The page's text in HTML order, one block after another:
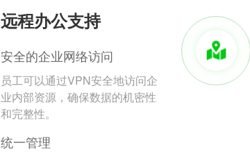
远程办公支持
安全的企业网络访问
员工可以通过VPN安全地访问企
业内部资源，确保数据的机密性
和完整性。
统一管理